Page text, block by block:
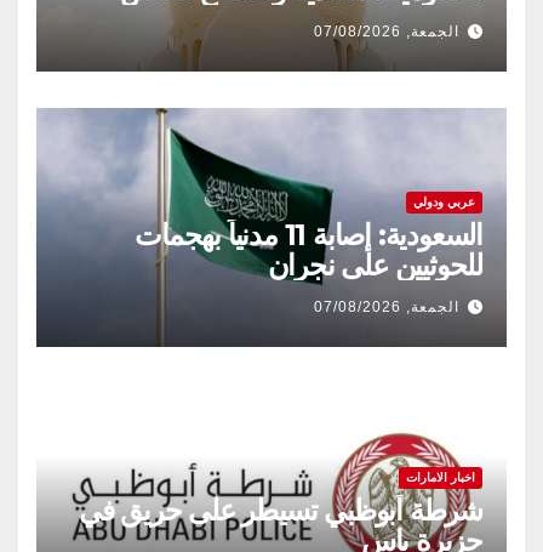
الجمعة, 07/08/2026
عربي ودولي
السعودية: إصابة 11 مدنياً بهجمات
للحوثيين على نجران
الجمعة, 07/08/2026
اخبار الامارات
شرطة أبوظبي تسيطر على حريق في
جزيرة ياس